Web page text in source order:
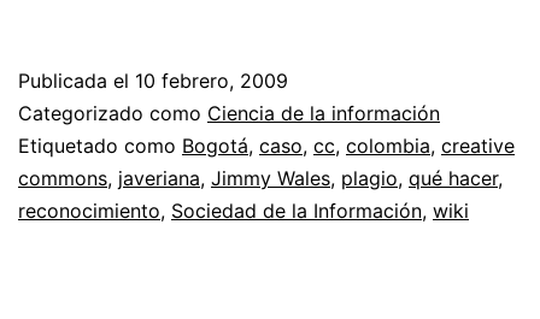
caso
de
incumplimiento
de
Publicada el 10 febrero, 2009
Categorizado como Ciencia de la información
Etiquetado como Bogotá, caso, cc, colombia, creative
commons, javeriana, Jimmy Wales, plagio, qué hacer,
reconocimiento, Sociedad de la Información, wiki